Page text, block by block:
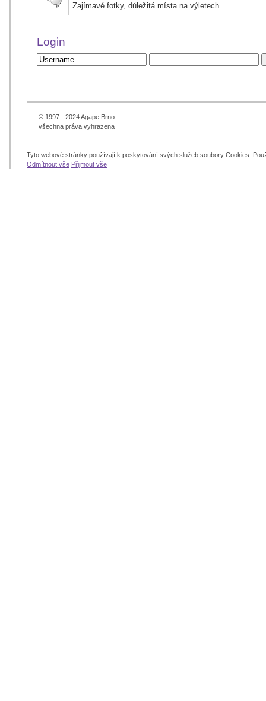
Zajímavé fotky, důležitá místa na výletech.
Login
© 1997 - 2024 Agape Brno
všechna práva vyhrazena
Tyto webové stránky používají k poskytování svých služeb soubory Cookies.